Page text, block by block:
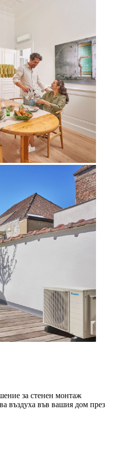
за стенен монтаж
въздуха във вашия дом през